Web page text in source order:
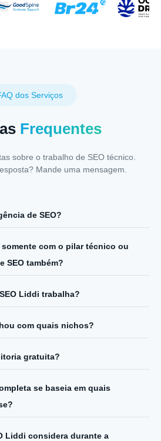
dos Serviços
Frequentes
sobre o trabalho de SEO técnico.
Mande uma mensagem.
de SEO?
com o pilar técnico ou
SEO também?
Liddi trabalha?
com quais nichos?
gratuita?
se baseia em quais
Liddi considera durante a